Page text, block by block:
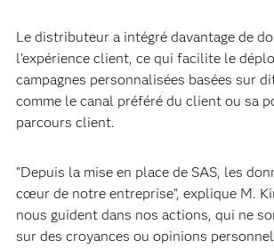
Le distributeur a intégré davantage de
l'expérience client, ce qui facilite le
campagnes personnalisées basées sur
comme le canal préféré du client ou sa
parcours client.
"Depuis la mise en place de SAS, les
cœur de notre entreprise", explique M.
nous guident dans nos actions, qui ne
sur des croyances ou opinions